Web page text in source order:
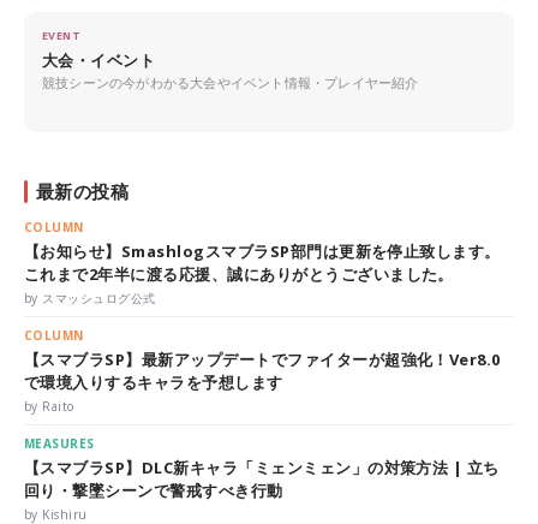
EVENT
大会・イベント
競技シーンの今がわかる大会やイベント情報・プレイヤー紹介
最新の投稿
COLUMN
【お知らせ】SmashlogスマブラSP部門は更新を停止致します。
これまで2年半に渡る応援、誠にありがとうございました。
by スマッシュログ公式
COLUMN
【スマブラSP】最新アップデートでファイターが超強化！Ver8.0
で環境入りするキャラを予想します
by Raito
MEASURES
【スマブラSP】DLC新キャラ「ミェンミェン」の対策方法 | 立ち
回り・撃墜シーンで警戒すべき行動
by Kishiru